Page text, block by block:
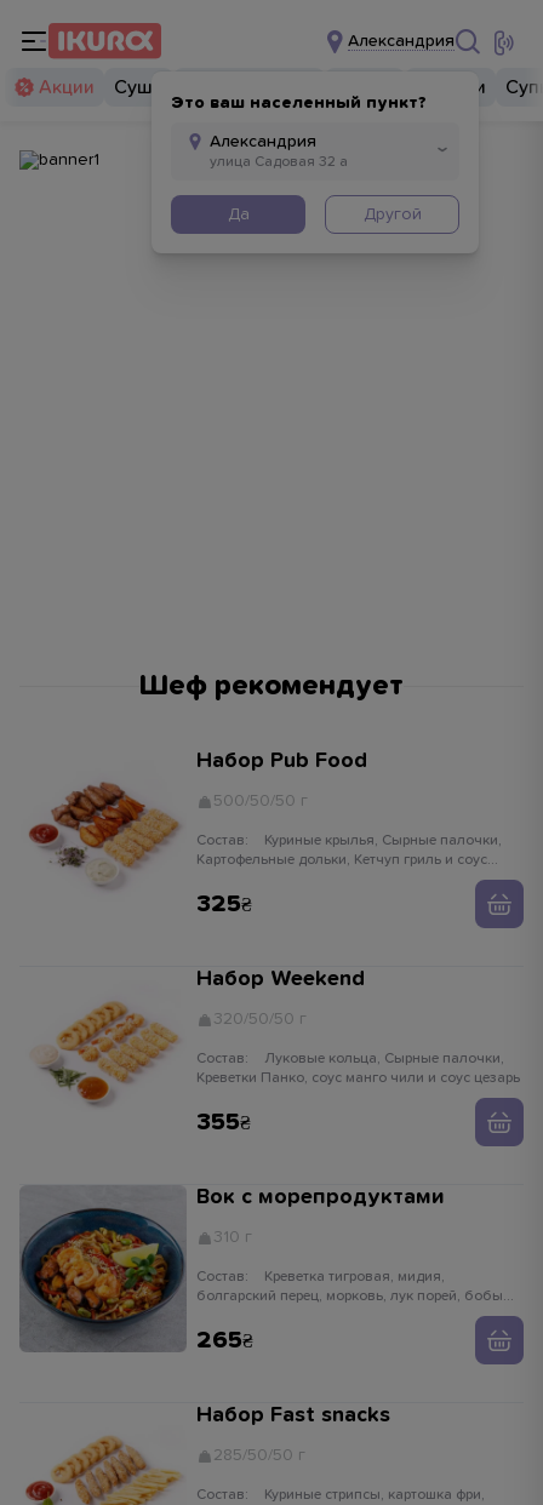
Александрия
Это ваш населенный пункт?
Да Другой
Акции Суши Закуски
Шеф рекомендует
Набор Pub Food
500/50/50 г
Состав:
Картофельные дольки, Кетчуп гриль и соус
325
Набор Weekend
320/50/50 г
Состав:
Креветки Панко, соус манго чили и соус цезарь
355
Вок с морепродуктами
310 г
Состав:
болгарский перец, морковь, лук порей, бобы
устричный соус, кунжут белый, лапша рисовая
265
Набор Fast snacks
285/50/50 г
Состав: